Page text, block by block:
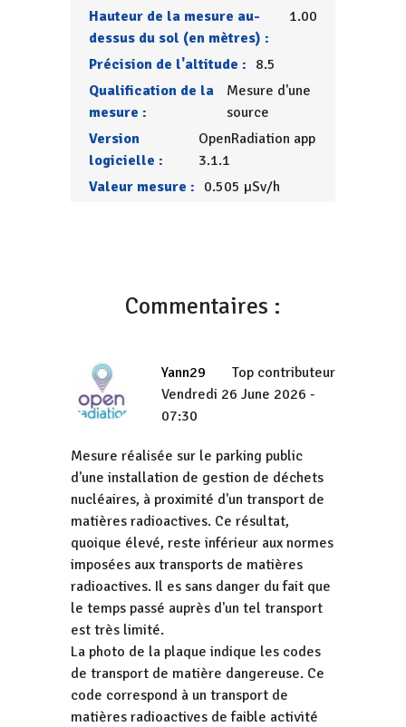
Hauteur de la mesure au-
dessus du sol (en mètres) :
1.00
Précision de l'altitude : 8.5
Qualification de la
mesure :
Mesure d'une
source
Version
logicielle :
OpenRadiation app
3.1.1
Valeur mesure : 0.505 µSv/h
Commentaires :
Yann29
Top contributeur
Vendredi 26 June 2026 -
07:30
Mesure réalisée sur le parking public
d'une installation de gestion de déchets
nucléaires, à proximité d'un transport de
matières radioactives. Ce résultat,
quoique élevé, reste inférieur aux normes
imposées aux transports de matières
radioactives. Il es sans danger du fait que
le temps passé auprès d'un tel transport
est très limité.
La photo de la plaque indique les codes
de transport de matière dangereuse. Ce
code correspond à un transport de
matières radioactives de faible activité